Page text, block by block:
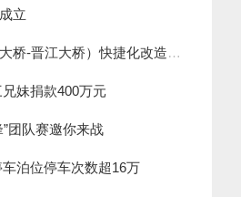
立
快捷化改造工程环境影响评价第一次信息公示
妹捐款400万元
团队赛邀你来战
泊位停车次数超16万